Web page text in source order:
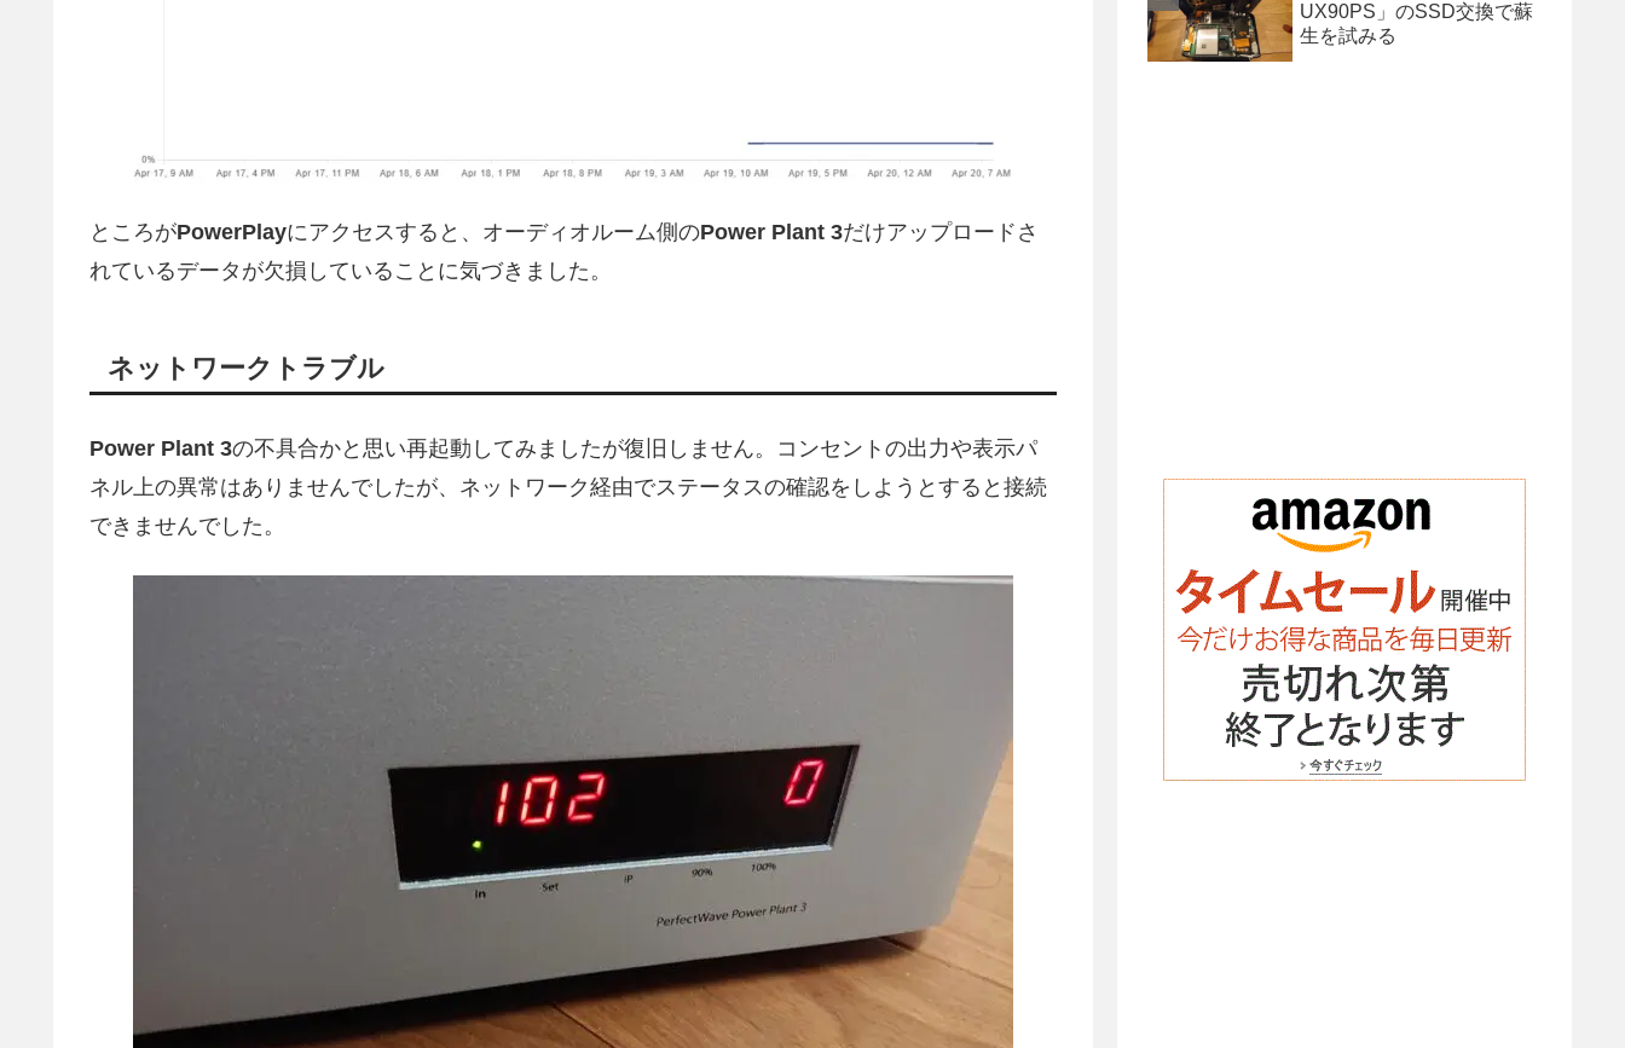
ところがPowerPlayにアクセスすると、オーディオルーム側のPower Plant 3だけアップロードさ
れているデータが欠損していることに気づきました。
ネットワークトラブル
Power Plant 3の不具合かと思い再起動してみましたが復旧しません。コンセントの出力や表示パ
ネル上の異常はありませんでしたが、ネットワーク経由でステータスの確認をしようとすると接続
できませんでした。
UX90PS」のSSD交換で蘇
生を試みる